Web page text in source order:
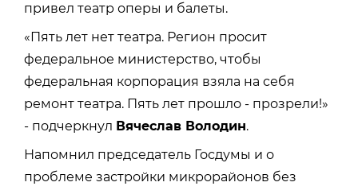
привел театр оперы и балеты.
«Пять лет нет театра. Регион просит
федеральное министерство, чтобы
федеральная корпорация взяла на себя
ремонт театра. Пять лет прошло - прозрели!»
- подчеркнул Вячеслав Володин.
Напомнил председатель Госдумы и о
проблеме застройки микрорайонов без